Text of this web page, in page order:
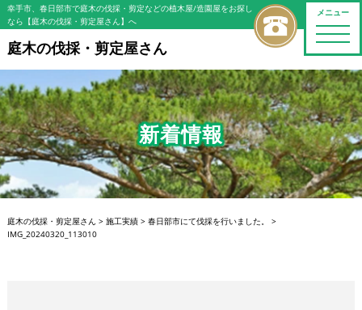
メニュー
toggle
幸手市、春日部市で庭木の伐採・剪定などの植木屋/造園屋をお探し
なら【庭木の伐採・剪定屋さん】へ
庭木の伐採・剪定屋さん
新着情報
庭木の伐採・剪定屋さん > 施工実績> 春日部市にて伐採を行いました。
>
IMG_20240320_113010